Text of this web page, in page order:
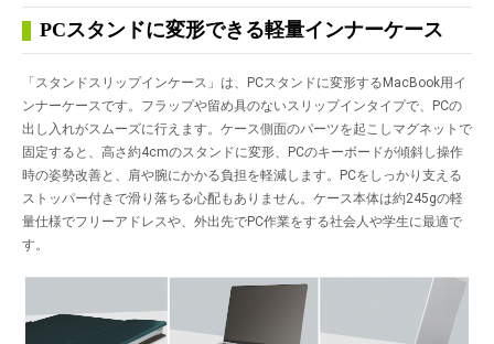
PCスタンドに変形できる軽量インナーケース
「スタンドスリップインケース」は、PCスタンドに変形するMacBook用イ
ンナーケースです。フラップや留め具のないスリップインタイプで、PCの
出し入れがスムーズに行えます。ケース側面のパーツを起こしマグネットで
固定すると、高さ約4cmのスタンドに変形、PCのキーボードが傾斜し操作
時の姿勢改善と、肩や腕にかかる負担を軽減します。PCをしっかり支える
ストッパー付きで滑り落ちる心配もありません。ケース本体は約245gの軽
量仕様でフリーアドレスや、外出先でPC作業をする社会人や学生に最適で
す。